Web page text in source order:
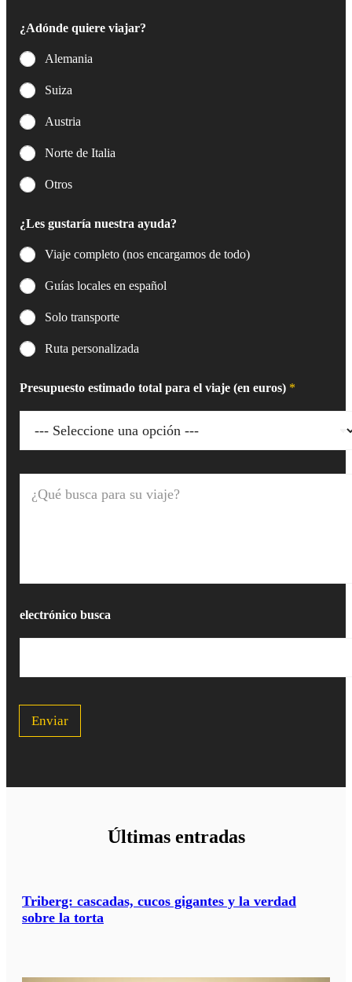
r
ó
n
c
*
¿Adónde quiere viajar?
Alemania
Suiza
Austria
Norte de Italia
Otros
¿Les gustaría nuestra ayuda?
Viaje completo (nos encargamos de todo)
Guías locales en español
Solo transporte
Ruta personalizada
Presupuesto estimado total para el viaje (en euros) *
c
p
s
v
a
electrónico busca
Enviar
Últimas entradas
Triberg: cascadas, cucos gigantes y la verdad
sobre la torta